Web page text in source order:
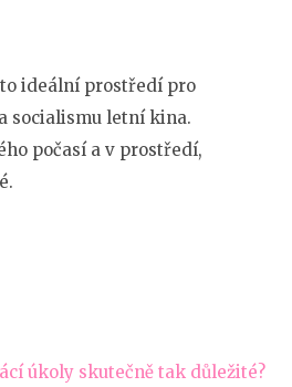
ideální prostředí pro
socialismu letní kina.
počasí a v prostředí,
úkoly skutečně tak důležité?